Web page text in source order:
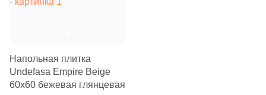
8x200 (20)
9x60 (9)
Напольная плитка
Undefasa Empire Beige
60x60 бежевая глянцевая